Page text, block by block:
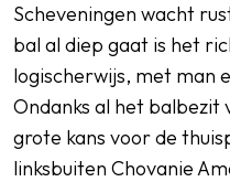
Scheveningen wacht
bal al diep gaat is het
logischerwijs, met man
Ondanks al het balbezit
grote kans voor de
linksbuiten Chovanie